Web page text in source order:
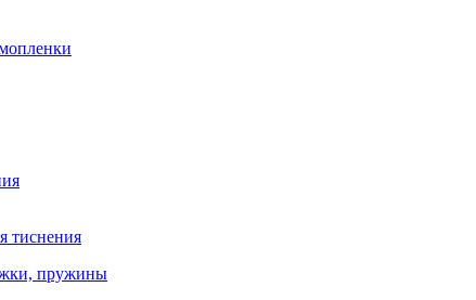
тиснения
пружины